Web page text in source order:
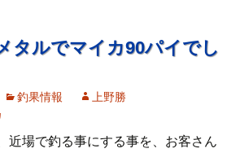
タルでマイカ90パイでし
釣果情報
上野勝
近場で釣る事にする事を、お客さん